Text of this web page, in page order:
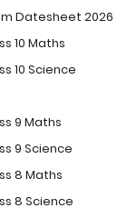
Datesheet 2026
10 Maths
10 Science
9 Maths
9 Science
8 Maths
8 Science